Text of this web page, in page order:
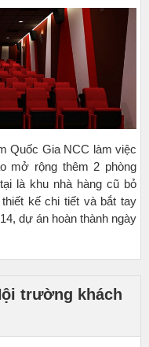
Quốc Gia NCC làm việc
mở rộng thêm 2 phòng
là khu nhà hàng cũ bỏ
kế chi tiết và bắt tay
dự án hoàn thành ngày
trường khách